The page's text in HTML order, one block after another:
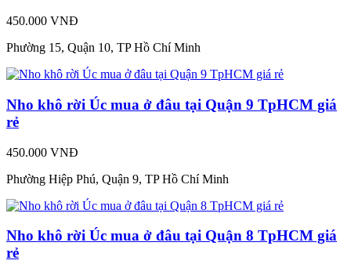
450.000 VNĐ
Phường 15, Quận 10, TP Hồ Chí Minh
Nho khô rời Úc mua ở đâu tại Quận 9 TpHCM giá
rẻ
450.000 VNĐ
Phường Hiệp Phú, Quận 9, TP Hồ Chí Minh
Nho khô rời Úc mua ở đâu tại Quận 8 TpHCM giá
rẻ